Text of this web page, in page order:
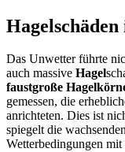
Das Unwetter führte
auch massive Hagel
faustgroße
gemessen, die
anrichteten. Dies ist
spiegelt die
Wetterbedingungen